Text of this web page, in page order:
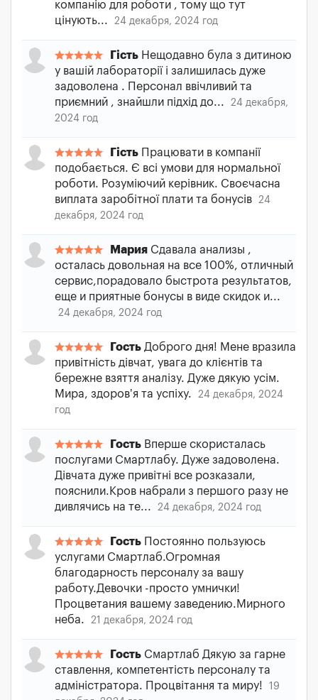
компанію для роботи , тому що тут
цінують...
24 декабря, 2024 год
Гість Нещодавно була з дитиною
у вашій лабораторії і залишилась дуже
задоволена . Персонал ввічливий та
приємний , знайшли підхід до...
24 декабря,
2024 год
Гість Працювати в компанії
подобається. Є всі умови для нормальної
роботи. Розуміючий керівник. Своєчасна
виплата заробітної плати та бонусів
24
декабря, 2024 год
Мария Сдавала анализы ,
осталась довольная на все 100%, отличный
сервис,порадовало быстрота результатов,
еще и приятные бонусы в виде скидок и...
24 декабря, 2024 год
Гость Доброго дня! Мене вразила
привітність дівчат, увага до клієнтів та
бережне взяття аналізу. Дуже дякую усім.
Мира, здоровʼя та успіху.
24 декабря, 2024
год
Гость Вперше скористалась
послугами Смартлабу. Дуже задоволена.
Дівчата дуже привітні все розказали,
пояснили.Кров набрали з першого разу не
дивлячись на те...
24 декабря, 2024 год
Гость Постоянно пользуюсь
услугами Смартлаб.Огромная
благодарность персоналу за вашу
работу.Девочки -просто умнички!
Процветания вашему заведению.Мирного
неба.
21 декабря, 2024 год
Гость Смартлаб Дякую за гарне
ставлення, компетентість персоналу та
адміністратора. Процвітання та миру!
19